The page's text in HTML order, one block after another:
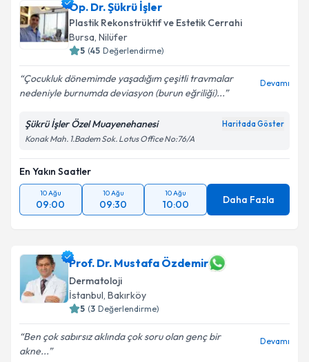
Op. Dr. Şükrü İşler
Plastik Rekonstrüktif ve Estetik Cerrahi
Bursa, Nilüfer
5 (45 Değerlendirme)
Çocukluk dönemimde yaşadığım çeşitli travmalar
nedeniyle burnumda deviasyon (burun eğriliği)...
Devamı
Şükrü İşler Özel Muayenehanesi Haritada Göster
Konak Mah. 1.Badem Sok. Lotus Office No:76/A
En Yakın Saatler
10 Ağu
09:00
10 Ağu
09:30
10 Ağu
10:00 Daha Fazla
Prof. Dr. Mustafa Özdemir
Dermatoloji
İstanbul, Bakırköy
5 (3 Değerlendirme)
Ben çok sabırsız aklında çok soru olan genç bir
akne...
Devamı